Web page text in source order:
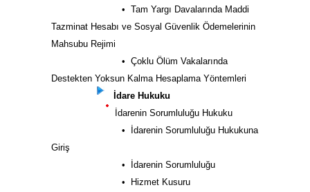
• Tam Yargı Davalarında Maddi
Tazminat Hesabı ve Sosyal Güvenlik Ödemelerinin
Mahsubu Rejimi
• Çoklu Ölüm Vakalarında
Destekten Yoksun Kalma Hesaplama Yöntemleri
İdare Hukuku
İdarenin Sorumluluğu Hukuku
• İdarenin Sorumluluğu Hukukuna
Giriş
• İdarenin Sorumluluğu
• Hizmet Kusuru